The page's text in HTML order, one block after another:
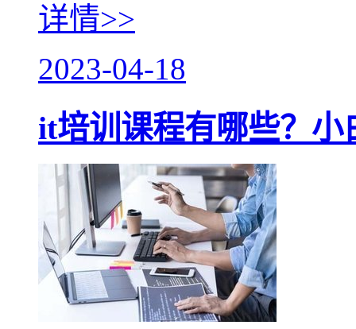
详情>>
2023-04-18
it培训课程有哪些？小